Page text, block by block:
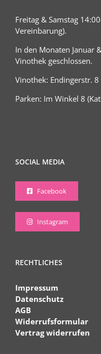
Freitag & Samstag
Vereinbarung).
In den Monaten Januar
Vinothek geschlossen.
Vinothek: Endingerstr. 8
Parken: Im Winkel 8
SOCIAL MEDIA
Facebook
Instagram
RECHTLICHES
Impressum
Datenschutz
AGB
Widerrufsformular
Vertrag widerrufen